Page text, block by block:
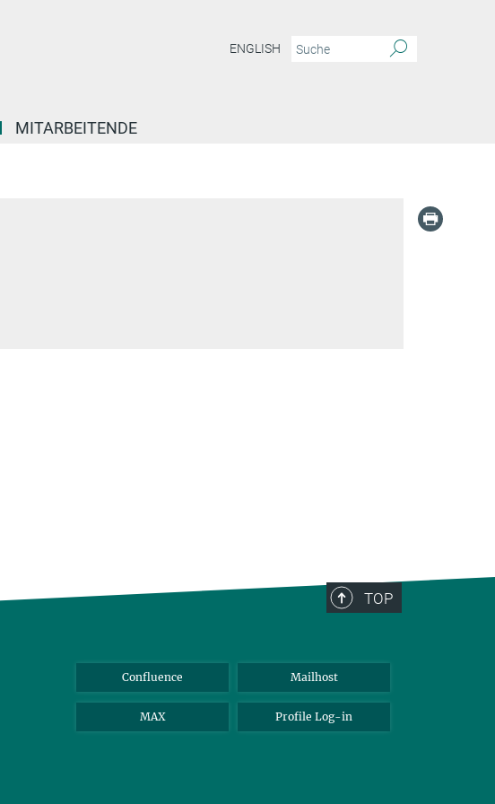
ENGLISH
MITARBEITENDE
TOP
Confluence Mailhost
MAX Profile Log-in